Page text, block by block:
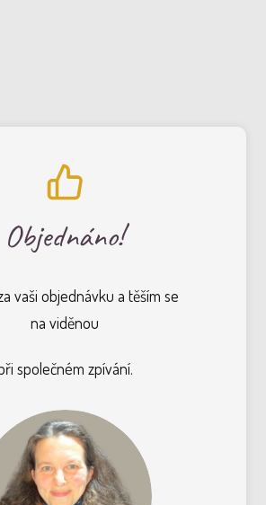
Objednáno!
vaši objednávku a těším se
na viděnou
společném zpívání.